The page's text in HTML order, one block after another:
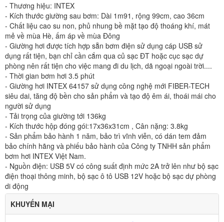
- Thương hiệu: INTEX
- Kích thước giường sau bơm: Dài 1m91, rộng 99cm, cao 36cm
- Chất liệu cao su non, phủ nhung bề mặt tạo độ thoáng khí, mát
mẻ về mùa Hè, ấm áp về mùa Đông
- Giường hơi được tích hợp sẵn bơm điện sử dụng cáp USB sử
dụng rất tiện, bạn chỉ cần cắm qua củ sạc ĐT hoặc cục sạc dự
phòng nên rất tiện cho việc mang đi du lịch, dã ngoại ngoài trời....
- Thời gian bơm hơi 3.5 phút
- Giường hơi INTEX 64157 sử dụng công nghệ mới FIBER-TECH
siêu dai, tăng độ bền cho sản phẩm và tạo độ êm ái, thoái mái cho
người sử dụng
- Tải trọng của giường tới 136kg
- Kích thước hộp đóng gói:17x36x31cm , Cân nặng: 3.8kg
- Sản phẩm bảo hành 1 năm, bảo trì vĩnh viễn, có dán tem đảm
bảo chính hãng và phiếu bảo hành của Công ty TNHH sản phẩm
bơm hơi INTEX Việt Nam.
- Nguồn điện: USB 5V có công suất định mức 2A trở lên như bộ sạc
điện thoại thông minh, bộ sạc ô tô USB 12V hoặc bộ sạc dự phòng
di động
KHUYẾN MẠI